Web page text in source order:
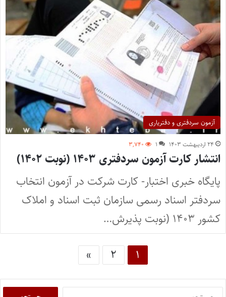
آزمون سردفتری و دفتریاری
۲۴ اردیبهشت ۱۴۰۳ ۱ ۳,۷۴۰
انتشار کارت آزمون سردفتری ۱۴۰۳ (نوبت ۱۴۰۲)
پایگاه خبری اختبار- کارت شرکت در آزمون انتخاب
سردفتر اسناد رسمی سازمان ثبت اسناد و املاک
کشور ۱۴۰۳ (نوبت پذیرش…
۱ ۲ »